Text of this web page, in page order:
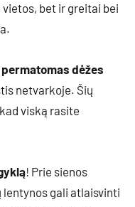
bet ir greitai bei
permatomas dėžes
netvarkoje. Šių
viską rasite
! Prie sienos
gali atlaisvinti